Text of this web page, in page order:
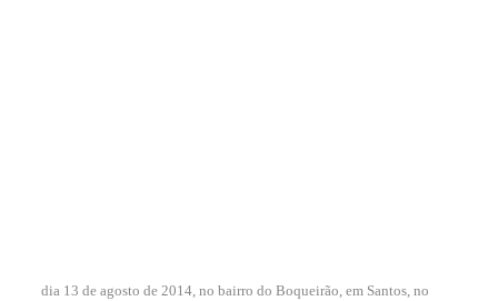
dia 13 de agosto de 2014, no bairro do Boqueirão, em Santos, no